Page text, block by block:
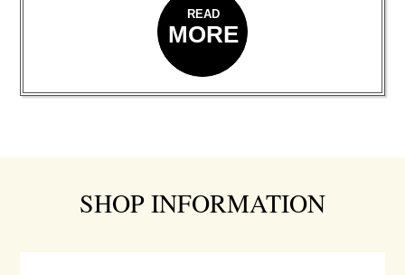
READ
MORE
SHOP INFORMATION